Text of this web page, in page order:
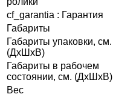
cf_garantia : Гарантия
Габариты
Габариты упаковки, см.
(ДхШхВ)
Габариты в рабочем
состоянии, см. (ДхШхВ)
Вес